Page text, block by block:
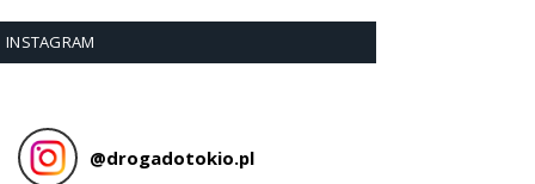
INSTAGRAM
@drogadotokio.pl